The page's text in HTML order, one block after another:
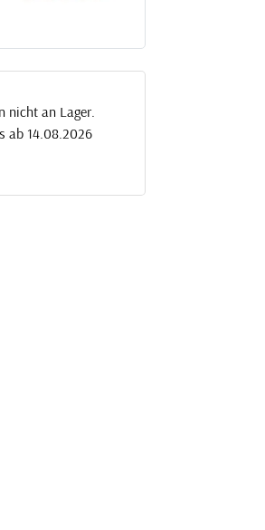
nicht an Lager.
ab 14.08.2026